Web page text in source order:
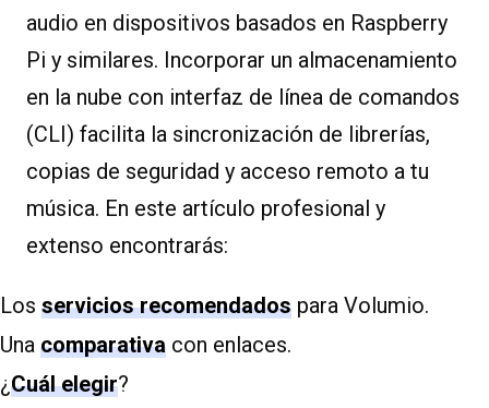
audio en dispositivos basados en Raspberry
Pi y similares. Incorporar un almacenamiento
en la nube con interfaz de línea de comandos
(CLI) facilita la sincronización de librerías,
copias de seguridad y acceso remoto a tu
música. En este artículo profesional y
extenso encontrarás:
Los servicios recomendados para Volumio.
Una comparativa con enlaces.
¿Cuál elegir?